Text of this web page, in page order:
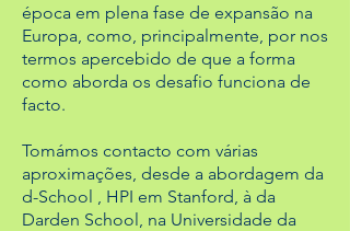
época em plena fase de expansão na
Europa, como, principalmente, por nos
termos apercebido de que a forma
como aborda os desafio funciona de
facto.
Tomámos contacto com várias
aproximações, desde a abordagem da
d-School , HPI em Stanford, à da
Darden School, na Universidade da